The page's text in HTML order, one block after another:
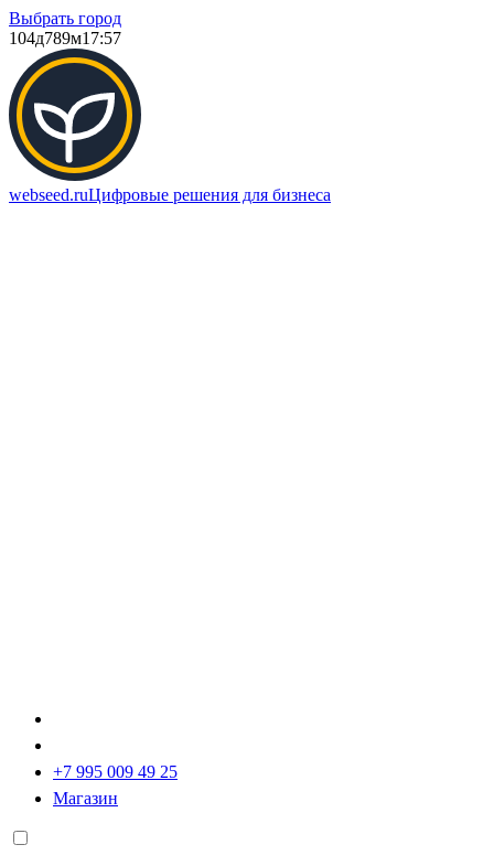
Выбрать город
104д789м17:57
webseed.ruЦифровые решения для бизнеса
+7 995 009 49 25
Магазин